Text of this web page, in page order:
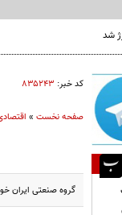
شد
کد خبر: ۸۳۵۲۴۳
صفحه نخست»
گروه صنعتی ایران